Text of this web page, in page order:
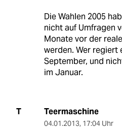
Die Wahlen 2005
nicht auf Umfragen
Monate vor der
werden. Wer regiert
September, und
im Januar.
T Teermaschine
04.01.2013, 17:04 Uhr